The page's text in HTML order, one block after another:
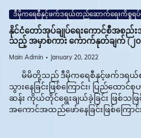
ဒီမိုကရေစီနှင့်ဖက်ဒရယ်တည်ဆောက်‌ရေးကိစ္စရပ်မ
နိုင်ငံတော်အုပ်ချုပ်ရေးကောင်စီအစည်းအ
သည့် အမှာစကား ကောက်နုတ်ချက် (၂၀
Main Admin January 20, 2022
မိမိတို့သည် ဒီမိုကရေစီနှင့်ဖက်ဒရယ်စ
သွားနေခြင်းဖြစ်ကြောင်း၊ ပြည်ထေ
ဆန်း ကိုယ်တိုင်ရွေးချယ်ခဲ့ခြင်း ဖြစ်သဖ
အကောင်အထည်ဖော်နေခြင်းဖြစ်ကြောင်း